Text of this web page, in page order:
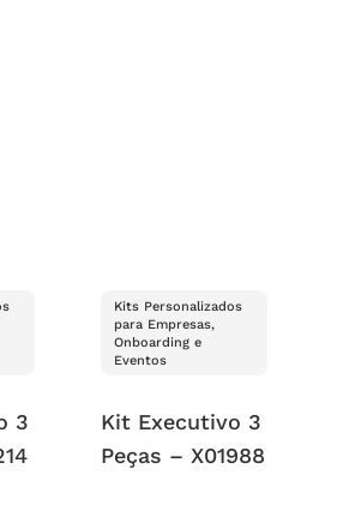
3
Kits Personalizados
para Empresas,
Onboarding e
Eventos
Kit Executivo 3
Peças – X01988